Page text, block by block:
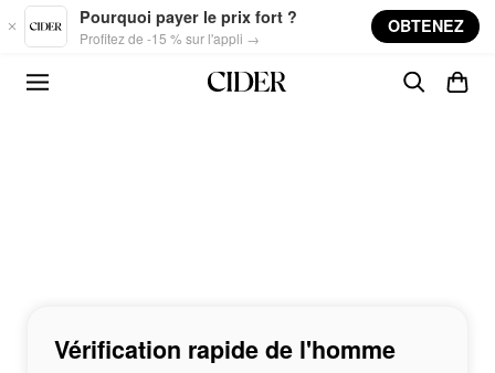
Skip to main content
Pourquoi payer le prix fort ?
Profitez de -15 % sur l'appli →
OBTENEZ
Vérification rapide de l'homme